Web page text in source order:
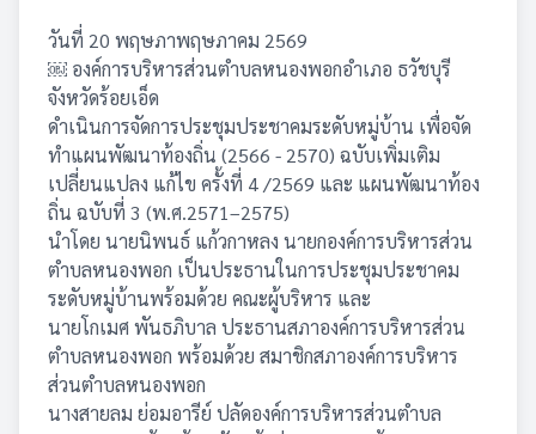
วันที่ 20 พฤษภาพฤษภาคม 2569
￼ องค์การบริหารส่วนตำบลหนองพอกอำเภอ ธวัชบุรี
จังหวัดร้อยเอ็ด
ดำเนินการจัดการประชุมประชาคมระดับหมู่บ้าน เพื่อจัด
ทำแผนพัฒนาท้องถิ่น (2566 - 2570) ฉบับเพิ่มเติม
เปลี่ยนแปลง แก้ไข ครั้งที่ 4 /2569 และ แผนพัฒนาท้อง
ถิ่น ฉบับที่ 3 (พ.ศ.2571–2575)
นำโดย นายนิพนธ์ แก้วกาหลง นายกองค์การบริหารส่วน
ตำบลหนองพอก เป็นประธานในการประชุมประชาคม
ระดับหมู่บ้านพร้อมด้วย คณะผู้บริหาร และ
นายโกเมศ พันธภิบาล ประธานสภาองค์การบริหารส่วน
ตำบลหนองพอก พร้อมด้วย สมาชิกสภาองค์การบริหาร
ส่วนตำบลหนองพอก
นางสายลม ย่อมอารีย์ ปลัดองค์การบริหารส่วนตำบล